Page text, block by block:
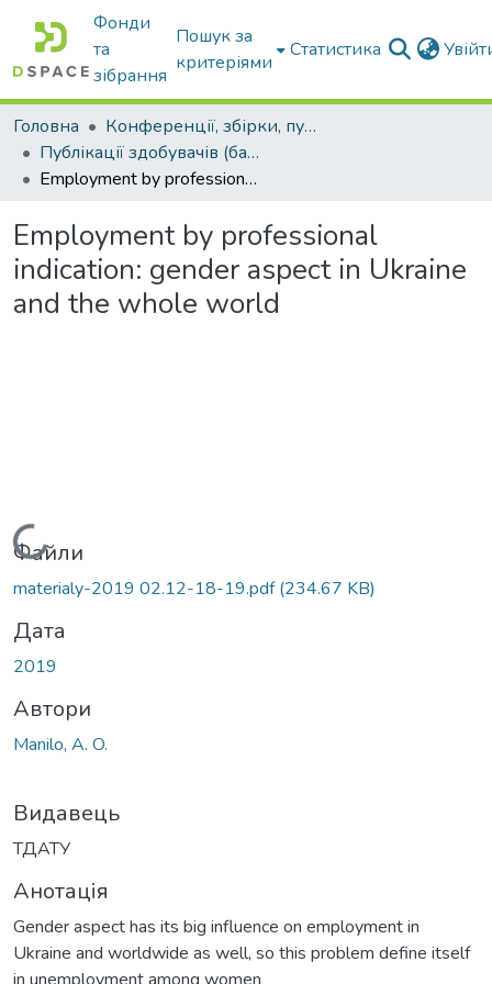
Фонди
та
зібрання
Пошук за
критеріями
Статистика
Головна
Конференції, збірки, публікації молодих вчених і здобувачів : магістрів, бакалаврів, аспірантів.
Публікації здобувачів (бакалаврів. магістрів, аспірантів)
Employment by professional indication: gender aspect in Ukraine and the whole world
Employment by professional
indication: gender aspect in Ukraine
and the whole world
Вантажиться...
Файли
materialy-2019 02.12-18-19.pdf(234.67 KB)
Дата
2019
Автори
Manilo, A. O.
Видавець
ТДАТУ
Анотація
Gender aspect has its big influence on employment in
Ukraine and worldwide as well, so this problem define itself